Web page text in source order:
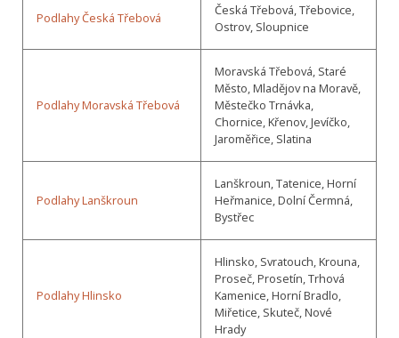
Podlahy Česká Třebová
Česká Třebová, Třebovice,
Ostrov, Sloupnice
Podlahy Moravská Třebová
Moravská Třebová, Staré
Město, Mladějov na Moravě,
Městečko Trnávka,
Chornice, Křenov, Jevíčko,
Jaroměřice, Slatina
Podlahy Lanškroun
Lanškroun, Tatenice, Horní
Heřmanice, Dolní Čermná,
Bystřec
Podlahy Hlinsko
Hlinsko, Svratouch, Krouna,
Proseč, Prosetín, Trhová
Kamenice, Horní Bradlo,
Miřetice, Skuteč, Nové
Hrady